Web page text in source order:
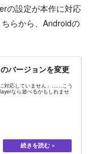
の設定が本作に対応
らから、Androidの
バージョンを変更
対応していません」……こう
なら遊べるかもしれませ